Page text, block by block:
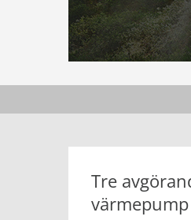
Tre
värmepump